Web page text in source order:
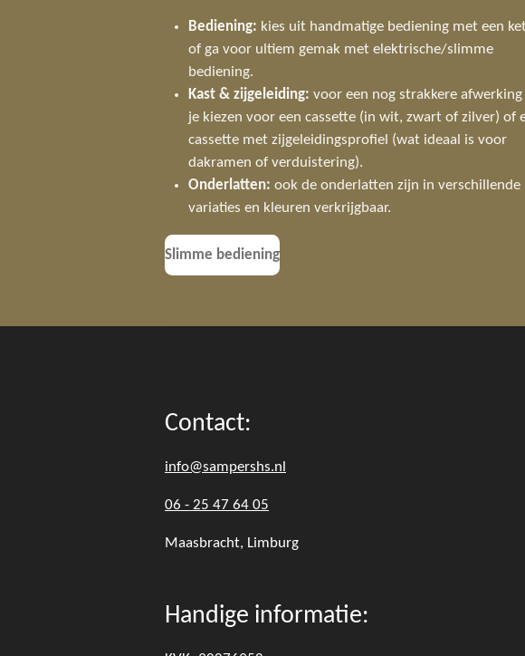
Bediening: kies uit handmatige bediening met een
of ga voor ultiem gemak met elektrische/slimme
bediening.
Kast & zijgeleiding: voor een nog strakkere afwerking
je kiezen voor een cassette (in wit, zwart of zilver) of
cassette met zijgeleidingsprofiel (wat ideaal is voor
dakramen of verduistering).
Onderlatten: ook de onderlatten zijn in verschillende
variaties en kleuren verkrijgbaar.
Slimme bediening
Contact:
info@sampershs.nl
06 - 25 47 64 05
Maasbracht, Limburg
Handige informatie: